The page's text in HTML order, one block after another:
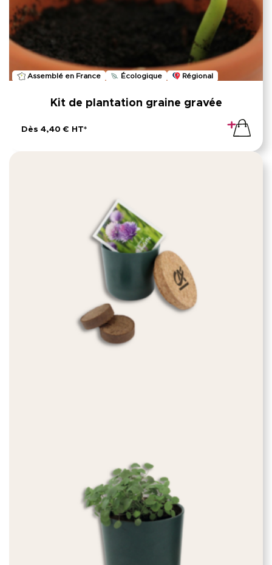
Assemblé en France Écologique Régional
Kit de plantation graine gravée
Dès 4,40 € HT*